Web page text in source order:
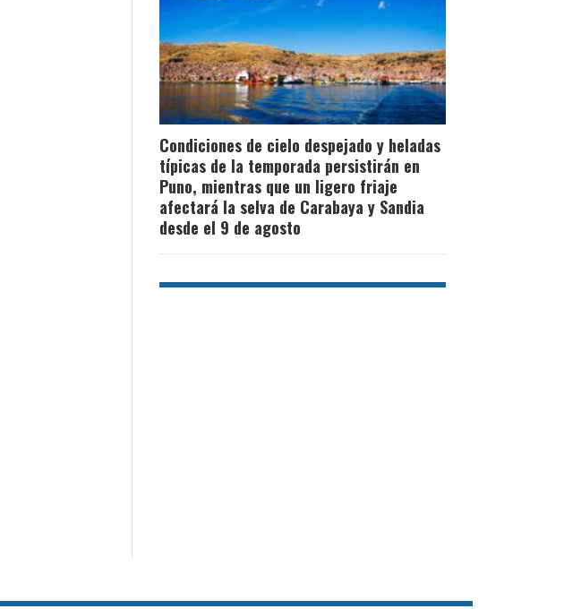
Condiciones de cielo despejado y heladas
típicas de la temporada persistirán en
Puno, mientras que un ligero friaje
afectará la selva de Carabaya y Sandia
desde el 9 de agosto